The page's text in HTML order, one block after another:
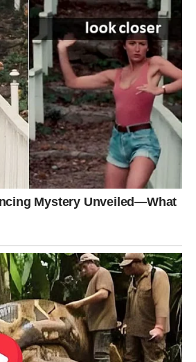
– ona traži iskreno srce.
kroz dela, ne
pokazuje ljubav kroz brigu,
nećeš izgovarati velike reči, ali
Partner to primećuje – i ceni.
se zaljubiti u osobu koja ti deluje
pokazuje kao vrlo posebna.
emocija – one grade najčvršće
traži odluku